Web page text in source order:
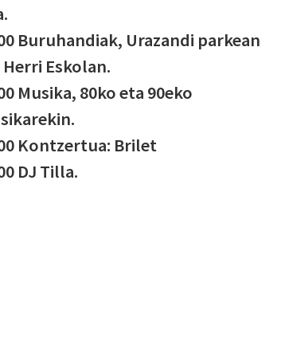
Buruhandiak, Urazandi parkean
Eskolan.
Musika, 80ko eta 90eko
Kontzertua: Brilet
DJ Tilla.